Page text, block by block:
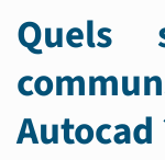
Quels
Autocad